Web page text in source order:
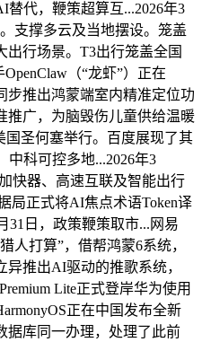
代，鞭策超算互...2026年3
支撑多云及当地摆设。笼盖
出行场景。T3出行笼盖全国
（“龙虾”）正在
步推出鸿蒙端室内精准定位功
推广，为脑毁伤儿童供给温暖
圣何塞举行。百度展现了其
科可控多地...2026年3
快器、高速互联及智能出行
局正式将AI焦点术语Token译
31日，政策鞭策取市...网易
人打算”，借帮鸿蒙6系统，
推出AI驱动的推歌系统，
Lite正式登岸华为使用
正在中国发布全新
据库同一办理，处理了此前